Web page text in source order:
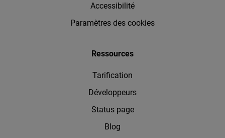
Accessibilité
Paramètres des cookies
Ressources
Tarification
Développeurs
Status page
Blog